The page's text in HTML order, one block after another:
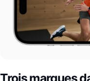
Trois marques